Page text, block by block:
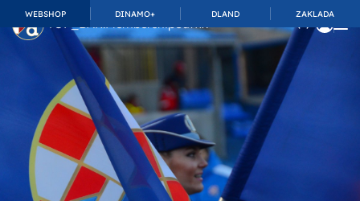
WEBSHOP DINAMO+ DLAND ZAKLADA
TOP_BAR.MembershipSuffix